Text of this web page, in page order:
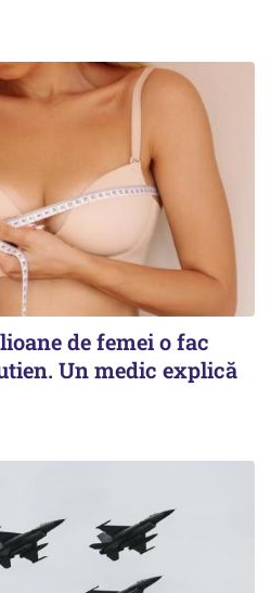
de femei o fac
Un medic explică